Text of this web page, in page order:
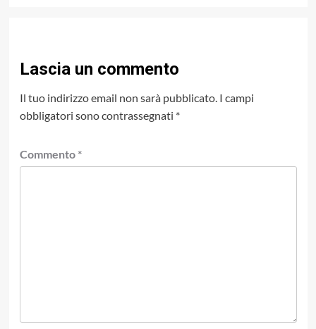
Lascia un commento
Il tuo indirizzo email non sarà pubblicato. I campi
obbligatori sono contrassegnati *
Commento *